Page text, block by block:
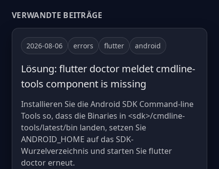
VERWANDTE BEITRÄGE
2026-08-06 errors flutter android
Lösung: flutter doctor meldet cmdline-
tools component is missing
Installieren Sie die Android SDK Command-line
Tools so, dass die Binaries in <sdk>/cmdline-
tools/latest/bin landen, setzen Sie
ANDROID_HOME auf das SDK-
Wurzelverzeichnis und starten Sie flutter
doctor erneut.